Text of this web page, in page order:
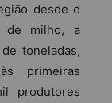
desde o
de milho, a
toneladas,
primeiras
produtores